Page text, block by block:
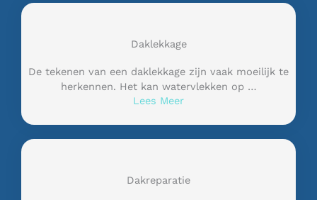
Daklekkage
De tekenen van een daklekkage zijn vaak moeilijk te
herkennen. Het kan watervlekken op …
Lees Meer
Dakreparatie